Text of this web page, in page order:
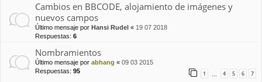
Cambios en BBCODE, alojamiento de imágenes y
nuevos campos
Último mensaje por Hansi Rudel « 19 07 2018
Respuestas: 6
Nombramientos
Último mensaje por abhang « 09 03 2015
Respuestas: 95 1 … 4 5 6 7